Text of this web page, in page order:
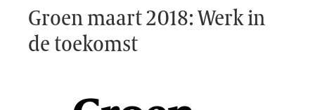
Groen maart 2018: Werk in
de toekomst